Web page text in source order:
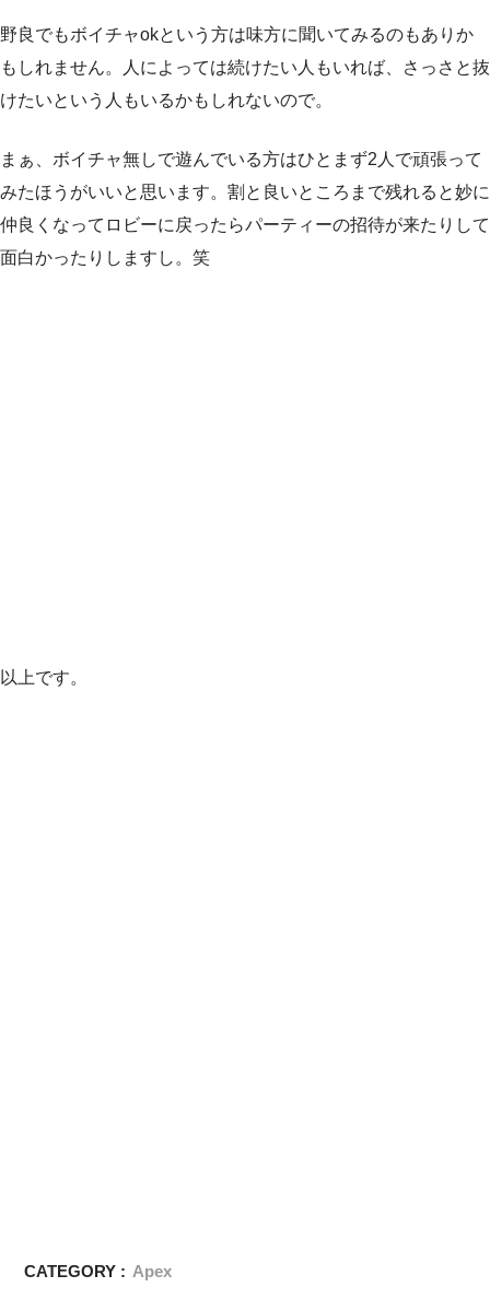
野良でもボイチャokという方は味方に聞いてみるのもありか
もしれません。人によっては続けたい人もいれば、さっさと抜
けたいという人もいるかもしれないので。
まぁ、ボイチャ無しで遊んでいる方はひとまず2人で頑張って
みたほうがいいと思います。割と良いところまで残れると妙に
仲良くなってロビーに戻ったらパーティーの招待が来たりして
面白かったりしますし。笑
以上です。
CATEGORY : Apex